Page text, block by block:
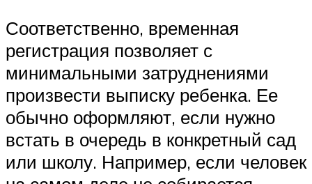
Соответственно, временная
регистрация позволяет с
минимальными затруднениями
произвести выписку ребенка. Ее
обычно оформляют, если нужно
встать в очередь в конкретный сад
или школу. Например, если человек